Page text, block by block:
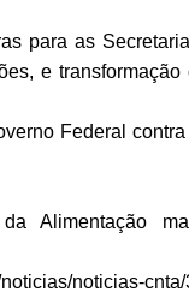
para as
e
Federal
Alimentação
noticias-